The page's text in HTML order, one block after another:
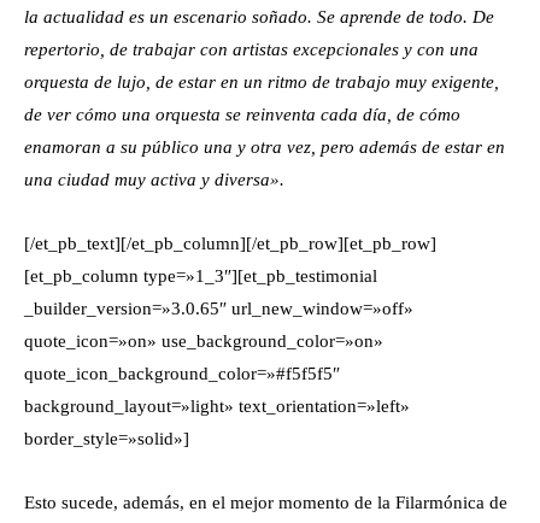
la actualidad es un escenario soñado. Se aprende de todo. De
repertorio, de trabajar con artistas excepcionales y con una
orquesta de lujo, de estar en un ritmo de trabajo muy exigente,
de ver cómo una orquesta se reinventa cada día, de cómo
enamoran a su público una y otra vez, pero además de estar en
una ciudad muy activa y diversa».
[/et_pb_text][/et_pb_column][/et_pb_row][et_pb_row]
[et_pb_column type=»1_3″][et_pb_testimonial
_builder_version=»3.0.65″ url_new_window=»off»
quote_icon=»on» use_background_color=»on»
quote_icon_background_color=»#f5f5f5″
background_layout=»light» text_orientation=»left»
border_style=»solid»]
Esto sucede, además, en el mejor momento de la Filarmónica de